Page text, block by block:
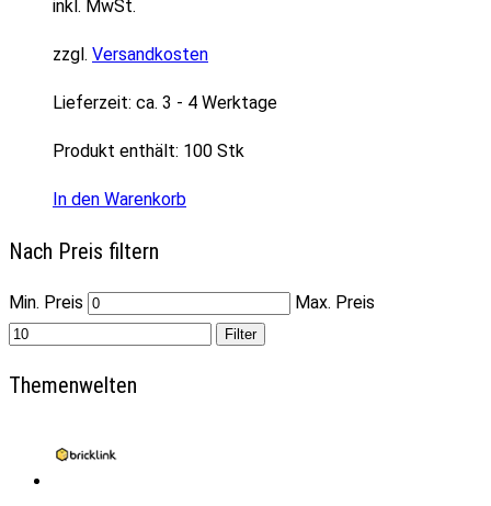
inkl. MwSt.
zzgl. Versandkosten
Lieferzeit: ca. 3 - 4 Werktage
Produkt enthält: 100 Stk
In den Warenkorb
Nach Preis filtern
Min. Preis Max. Preis
Filter
Themenwelten